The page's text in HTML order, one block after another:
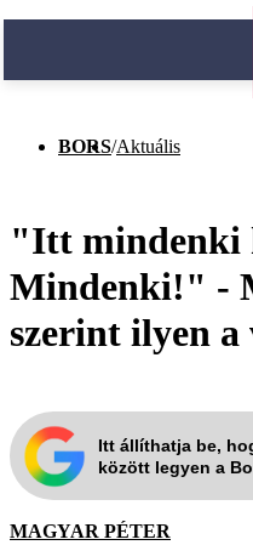
BORS/Aktuális
"Itt mindenki
Mindenki!" -
szerint ilyen a
Itt állíthatja be,
között legyen a
MAGYAR PÉTER